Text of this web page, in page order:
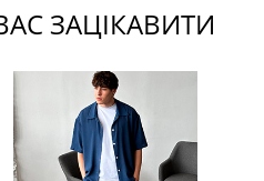
ЗАЦІКАВИТИ